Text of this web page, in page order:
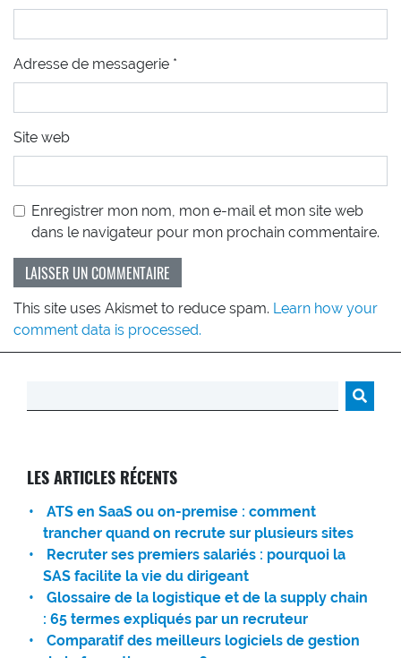
Adresse de messagerie *
Site web
Enregistrer mon nom, mon e-mail et mon site web
dans le navigateur pour mon prochain commentaire.
This site uses Akismet to reduce spam. Learn how your
comment data is processed.
LES ARTICLES RÉCENTS
ATS en SaaS ou on-premise : comment
trancher quand on recrute sur plusieurs sites
Recruter ses premiers salariés : pourquoi la
SAS facilite la vie du dirigeant
Glossaire de la logistique et de la supply chain
: 65 termes expliqués par un recruteur
Comparatif des meilleurs logiciels de gestion